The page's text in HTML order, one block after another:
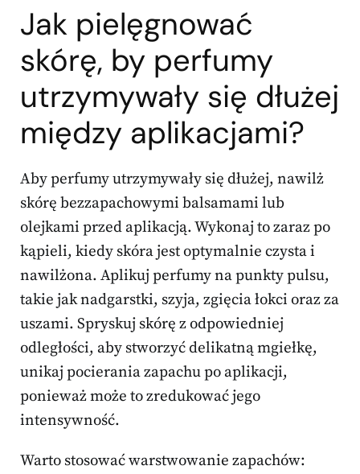
Jak pielęgnować
skórę, by perfumy
utrzymywały się dłużej
między aplikacjami?
Aby perfumy utrzymywały się dłużej, nawilż
skórę bezzapachowymi balsamami lub
olejkami przed aplikacją. Wykonaj to zaraz po
kąpieli, kiedy skóra jest optymalnie czysta i
nawilżona. Aplikuj perfumy na punkty pulsu,
takie jak nadgarstki, szyja, zgięcia łokci oraz za
uszami. Spryskuj skórę z odpowiedniej
odległości, aby stworzyć delikatną mgiełkę,
unikaj pocierania zapachu po aplikacji,
ponieważ może to zredukować jego
intensywność.
Warto stosować warstwowanie zapachów: